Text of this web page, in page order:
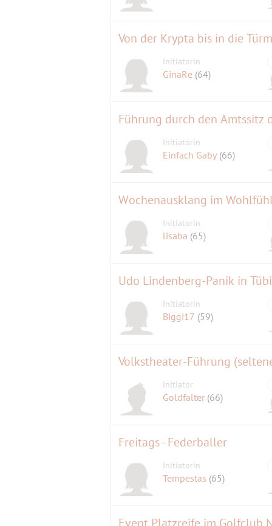
Von der Krypta bis in die
Initiatorin
GinaRe (64)
Führung durch den Amtssitz
Initiatorin
Einfach Gaby (66)
Wochenausklang im
Initiatorin
lisaba (65)
Udo Lindenberg-Panik in
Initiatorin
Biggi17 (59)
Volkstheater-Führung
Initiator
Goldfalter (66)
Freitags - Federballer
Initiatorin
Tempestas (65)
Event Platzreife im Golfclub